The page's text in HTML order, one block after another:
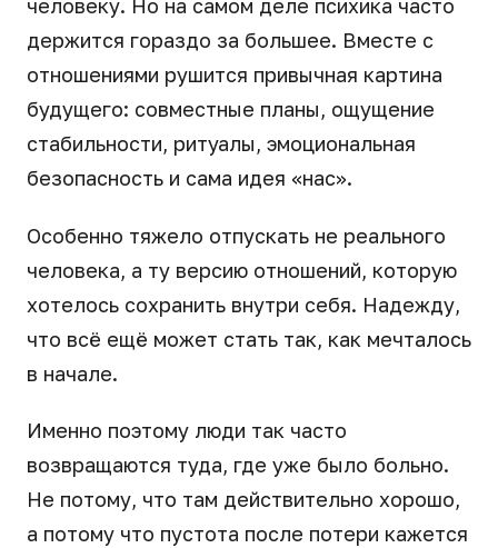
человеку. Но на самом деле психика часто
держится гораздо за большее. Вместе с
отношениями рушится привычная картина
будущего: совместные планы, ощущение
стабильности, ритуалы, эмоциональная
безопасность и сама идея «нас».
Особенно тяжело отпускать не реального
человека, а ту версию отношений, которую
хотелось сохранить внутри себя. Надежду,
что всё ещё может стать так, как мечталось
в начале.
Именно поэтому люди так часто
возвращаются туда, где уже было больно.
Не потому, что там действительно хорошо,
а потому что пустота после потери кажется